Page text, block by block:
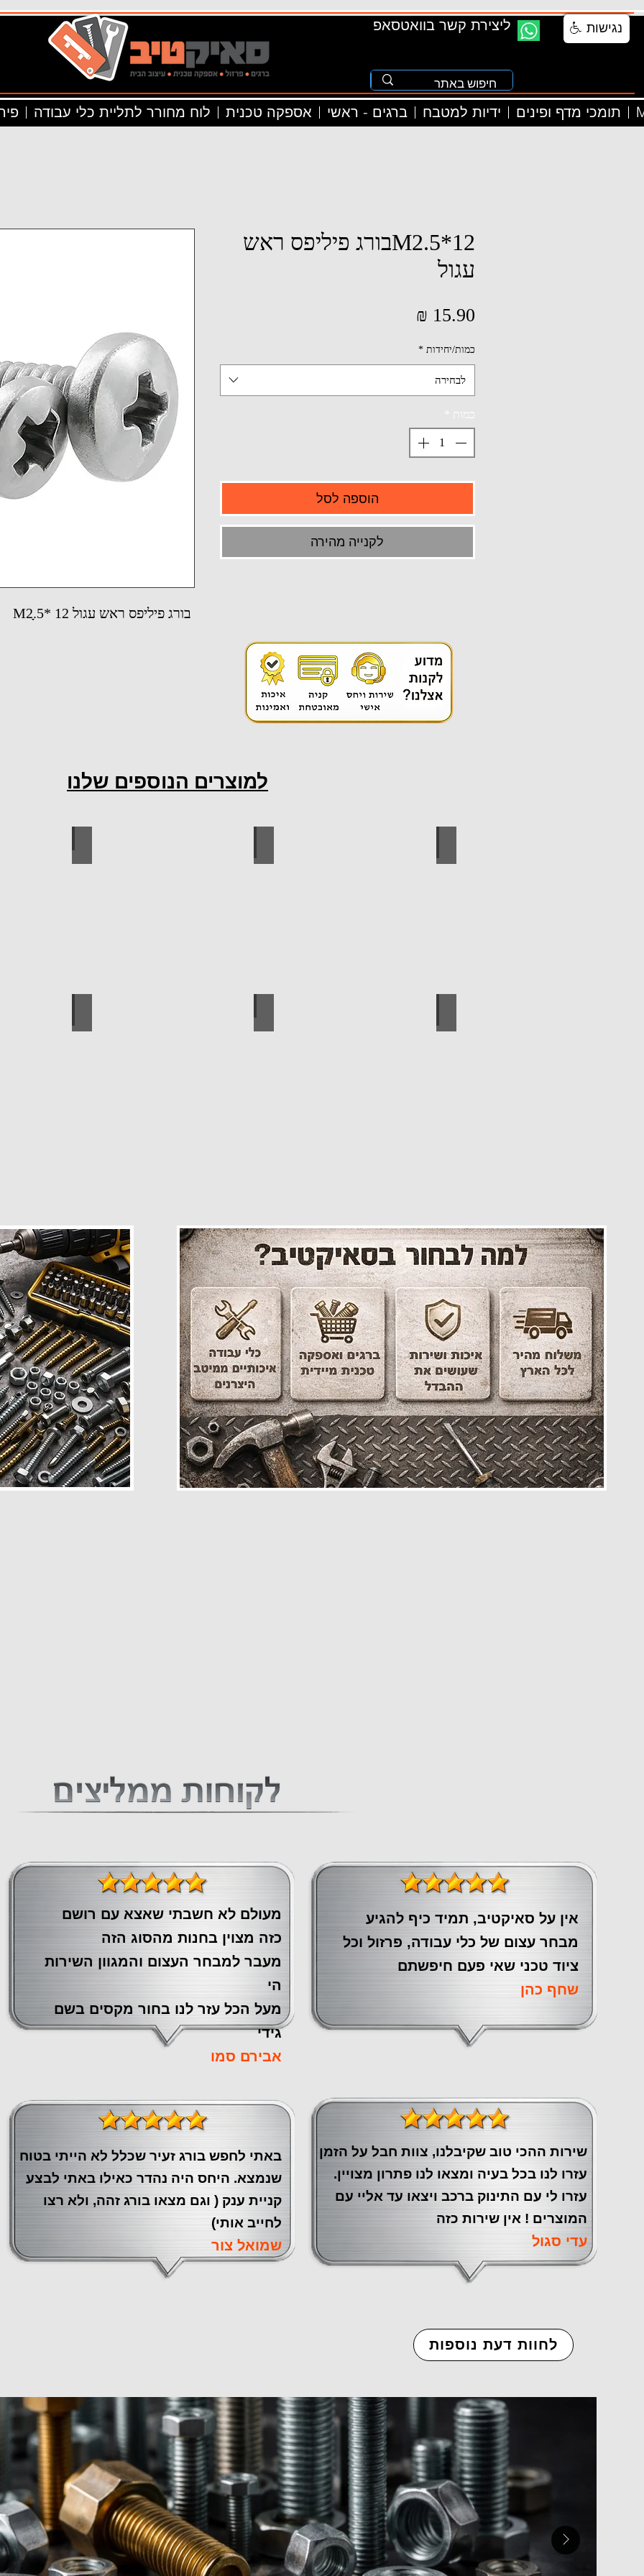
ליצירת קשר בוואטסאפ
לוח מחורר לתליית כלי עבודה אספקה טכנית ברגים - ראשי ידיות למטבח תומכי מדף ופינים
בורג פיליפס ראש עגול M2ָ.5* 12
M2.5*12בורג פיליפס ראש
עגול
כמות/יחידות *
לבחירה
כמות
הוספה לסל
לקנייה מהירה
למוצרים הנוספים שלנו
מעולם לא חשבתי שאצא עם רושם
כזה מצוין ‏בחנות מהסוג הזה
‏מעבר ‏למבחר העצום והמגוון השירות
הי
מעל הכל עזר לנו ‏בחור מקסים בשם
גידי
אבירם סמו
אין על סאיקטיב, תמיד כיף להגיע
מבחר עצום של כלי עבודה, פרזול וכל
ציוד טכני שאי פעם חיפשתם
שחף כהן
שירות ההכי טוב שקיבלנו, צוות חבל על הזמן
עזרו לנו בכל בעיה ומצאו לנו פתרון מצויין.
עזרו לי עם התינוק ברכב ויצאו עד אליי עם
המוצרים ! אין שירות כזה
עדי סגול
באתי לחפש בורג זעיר שכלל לא הייתי בטוח
שנמצא. היחס היה נהדר כאילו באתי לבצע
קניית ענק ( וגם מצאו בורג זהה, ולא רצו
לחייב אותי)
שמואל צור
לחוות דעת נוספות
נגישות